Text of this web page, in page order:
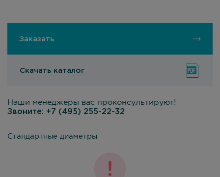
Заказать
Скачать каталог
Наши менеджеры вас проконсультируют!
Звоните: +7 (495) 255-22-32
Стандартные диаметры